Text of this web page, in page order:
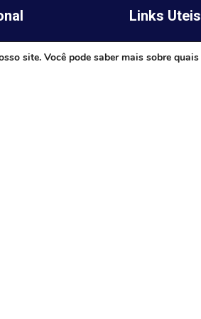
Links Uteis
Prefeitura de
site. Você pode saber mais sobre